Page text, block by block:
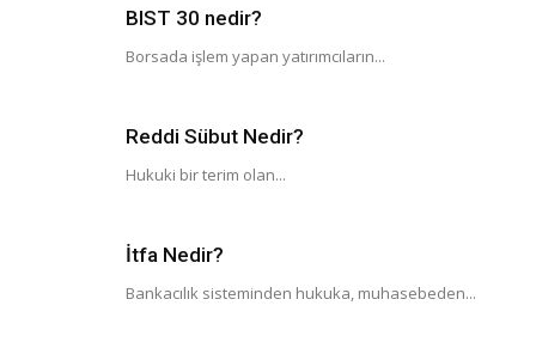
BIST 30 nedir?
Borsada işlem yapan yatırımcıların...
Reddi Sübut Nedir?
Hukuki bir terim olan...
İtfa Nedir?
Bankacılık sisteminden hukuka, muhasebeden...